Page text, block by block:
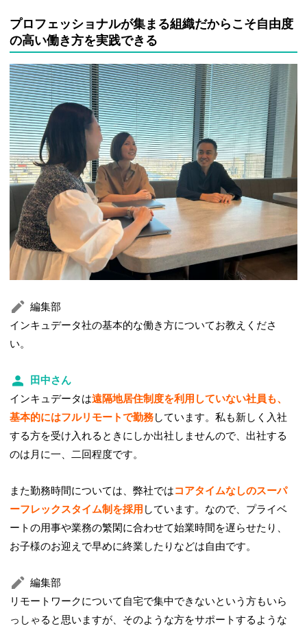
プロフェッショナルが集まる組織だからこそ自由度
の高い働き方を実践できる
編集部
インキュデータ社の基本的な働き方についてお教えくださ
い。
田中さん
インキュデータは遠隔地居住制度を利用していない社員も、
基本的にはフルリモートで勤務しています。私も新しく入社
する方を受け入れるときにしか出社しませんので、出社する
のは月に一、二回程度です。
また勤務時間については、弊社ではコアタイムなしのスーパ
ーフレックスタイム制を採用 しています。なので、プライベ
ートの用事や業務の繁閑に合わせて始業時間を遅らせたり、
お子様のお迎えで早めに終業したりなどは自由です。
編集部
リモートワークについて自宅で集中できないという方もいら
っしゃると思いますが、そのような方をサポートするような